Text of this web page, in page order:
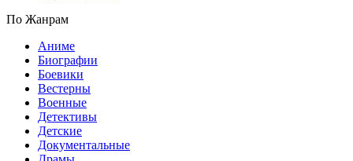
По Жанрам
Аниме
Биографии
Боевики
Вестерны
Военные
Детективы
Детские
Документальные